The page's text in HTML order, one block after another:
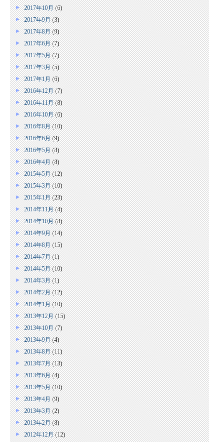
2017年10月(6)
2017年9月(3)
2017年8月(9)
2017年6月(7)
2017年5月(7)
2017年3月(5)
2017年1月(6)
2016年12月(7)
2016年11月(8)
2016年10月(6)
2016年8月(10)
2016年6月(9)
2016年5月(8)
2016年4月(8)
2015年5月(12)
2015年3月(10)
2015年1月(23)
2014年11月(4)
2014年10月(8)
2014年9月(14)
2014年8月(15)
2014年7月(1)
2014年5月(10)
2014年3月(1)
2014年2月(12)
2014年1月(10)
2013年12月(15)
2013年10月(7)
2013年9月(4)
2013年8月(11)
2013年7月(13)
2013年6月(4)
2013年5月(10)
2013年4月(9)
2013年3月(2)
2013年2月(8)
2012年12月(12)